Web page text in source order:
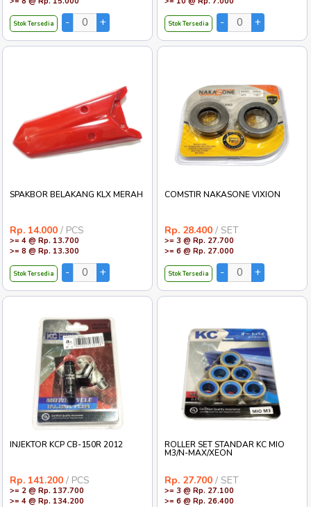
Stok Tersedia Stok Tersedia
SPAKBOR BELAKANG KLX MERAH
Rp. 14.000 / PCS
>= 4 @ Rp. 13.700
>= 8 @ Rp. 13.300
Stok Tersedia
COMSTIR NAKASONE VIXION
Rp. 28.400 / SET
>= 3 @ Rp. 27.700
>= 6 @ Rp. 27.000
Stok Tersedia
INJEKTOR KCP CB-150R 2012
Rp. 141.200 / PCS
>= 2 @ Rp. 137.700
>= 4 @ Rp. 134.200
ROLLER SET STANDAR KC MIO
M3/N-MAX/XEON
Rp. 27.700 / SET
>= 3 @ Rp. 27.100
>= 6 @ Rp. 26.400